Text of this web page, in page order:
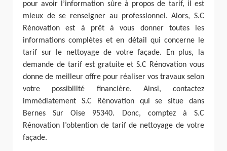
pour avoir l’information sûre à propos de tarif, il est
mieux de se renseigner au professionnel. Alors, S.C
Rénovation est à prêt à vous donner toutes les
informations complètes et en détail qui concerne le
tarif sur le nettoyage de votre façade. En plus, la
demande de tarif est gratuite et S.C Rénovation vous
donne de meilleur offre pour réaliser vos travaux selon
votre possibilité financière. Ainsi, contactez
immédiatement S.C Rénovation qui se situe dans
Bernes Sur Oise 95340. Donc, comptez à S.C
Rénovation l’obtention de tarif de nettoyage de votre
façade.